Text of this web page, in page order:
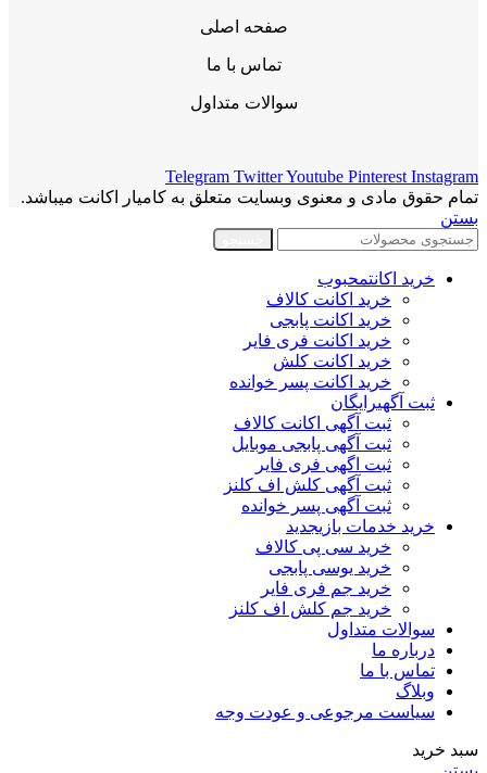
صفحه اصلی
تماس با ما
سوالات متداول
Telegram TwitterYoutube Pinterest Instagram
تمام حقوق مادی و معنوی وبسایت متعلق به کامیار اکانت میباشد.
بستن
خرید اکانتمحبوب
خرید اکانت کالاف
خرید اکانت پابجی
خرید اکانت فری فایر
خرید اکانت کلش
خرید اکانت پسر خوانده
ثبت آگهیرایگان
ثبت آگهی اکانت کالاف
ثبت آگهی پابجی موبایل
ثبت اگهی فری فایر
ثبت آگهی کلش اف کلنز
ثبت آگهی پسر خوانده
خرید خدمات بازیجدید
خرید سی پی کالاف
خرید یوسی پابجی
خرید جم فری فایر
خرید جم کلش اف کلنز
سوالات متداول
درباره ما
تماس با ما
وبلاگ
سیاست مرجوعی و عودت وجه
سبد خرید